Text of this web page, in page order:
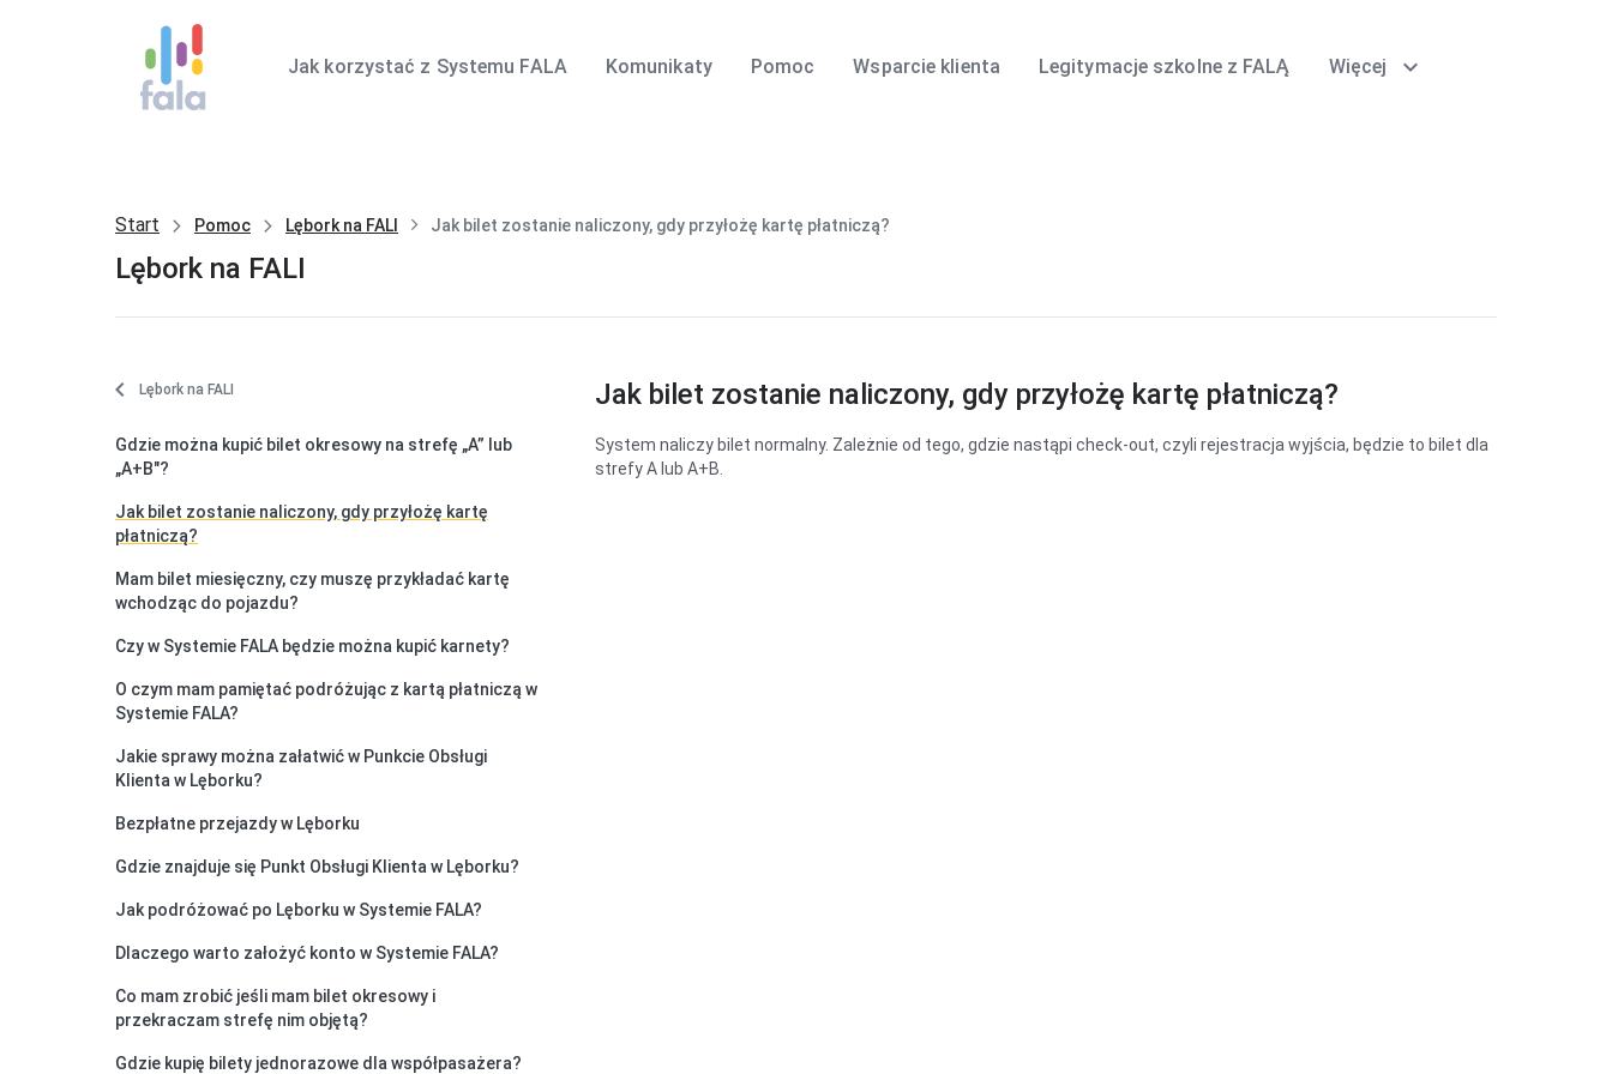
Jak korzystać z Systemu FALA Komunikaty Pomoc Wsparcie klienta Legitymacje szkolne z FALĄ Więcej expand_more
Start Pomoc Lębork na FALI Jak bilet zostanie naliczony, gdy przyłożę kartę płatniczą?
Lębork na FALI
Lębork na FALI
Gdzie można kupić bilet okresowy na strefę „A” lub
„A+B"?
Jak bilet zostanie naliczony, gdy przyłożę kartę
płatniczą?
Mam bilet miesięczny, czy muszę przykładać kartę
wchodząc do pojazdu?
Czy w Systemie FALA będzie można kupić karnety?
O czym mam pamiętać podróżując z kartą płatniczą w
Systemie FALA?
Jakie sprawy można załatwić w Punkcie Obsługi
Klienta w Lęborku?
Bezpłatne przejazdy w Lęborku
Gdzie znajduje się Punkt Obsługi Klienta w Lęborku?
Jak podróżować po Lęborku w Systemie FALA?
Dlaczego warto założyć konto w Systemie FALA?
Co mam zrobić jeśli mam bilet okresowy i
przekraczam strefę nim objętą?
Gdzie kupię bilety jednorazowe dla współpasażera?
Jak bilet zostanie naliczony, gdy przyłożę kartę płatniczą?
System naliczy bilet normalny. Zależnie od tego, gdzie nastąpi check-out, czyli rejestracja wyjścia, będzie to bilet dla
strefy A lub A+B.